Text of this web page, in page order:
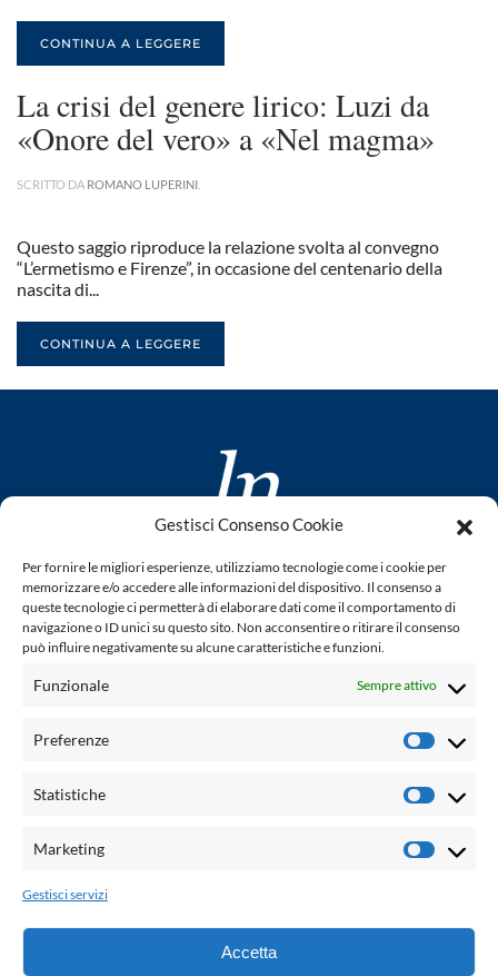
Gestisci Consenso Cookie
Per fornire le migliori esperienze, utilizziamo tecnologie come i cookie per
memorizzare e/o accedere alle informazioni del dispositivo. Il consenso a
queste tecnologie ci permetterà di elaborare dati come il comportamento di
navigazione o ID unici su questo sito. Non acconsentire o ritirare il consenso
può influire negativamente su alcune caratteristiche e funzioni.
Funzionale Sempre attivo
Preferenze
Statistiche
Marketing
Gestisci servizi
Accetta
CONTINUA A LEGGERE
La crisi del genere lirico: Luzi da
«Onore del vero» a «Nel magma»
SCRITTO DA ROMANO LUPERINI
Questo saggio riproduce la relazione svolta al convegno
“L’ermetismo e Firenze”, in occasione del centenario della
nascita di...
CONTINUA A LEGGERE
www.laletteraturaenoi.it
fondato da Romano Luperini
Questo blog non rappresenta una testata giornalistica in
quanto viene aggiornato senza alcuna periodicità. Non può
legge n° 62 del 7.03.2001. L'autore non è responsabile per
email:
Grafica e web:Salvatore Leto